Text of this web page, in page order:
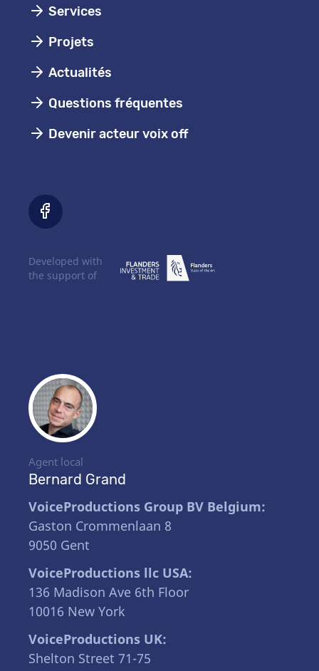
Services
Projets
Actualités
Questions fréquentes
Devenir acteur voix off
Agent local
Bernard Grand
VoiceProductions Group BV Belgium:
Gaston Crommenlaan 8
9050 Gent
VoiceProductions llc USA:
136 Madison Ave 6th Floor
10016 New York
VoiceProductions UK:
Shelton Street 71-75
Developed with
the support of